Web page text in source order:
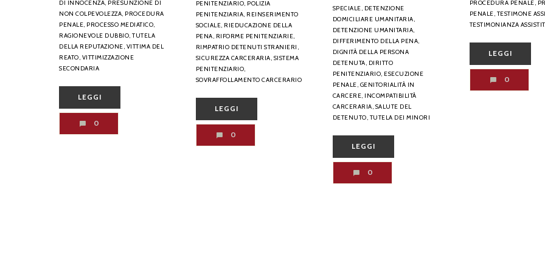
DI INNOCENZA, PRESUNZIONE DI
NON COLPEVOLEZZA, PROCEDURA
PENALE, PROCESSO MEDIATICO,
RAGIONEVOLE DUBBIO, TUTELA
DELLA REPUTAZIONE, VITTIMA DEL
REATO, VITTIMIZZAZIONE
SECONDARIA
LEGGI
0
PENITENZIARIO, POLIZIA
PENITENZIARIA, REINSERIMENTO
SOCIALE, RIEDUCAZIONE DELLA
PENA, RIFORME PENITENZIARIE,
RIMPATRIO DETENUTI STRANIERI,
SICUREZZA CARCERARIA, SISTEMA
PENITENZIARIO,
SOVRAFFOLLAMENTO CARCERARIO
LEGGI
0
SPECIALE, DETENZIONE
DOMICILIARE UMANITARIA,
DETENZIONE UMANITARIA,
DIFFERIMENTO DELLA PENA,
DIGNITÀ DELLA PERSONA
DETENUTA, DIRITTO
PENITENZIARIO, ESECUZIONE
PENALE, GENITORIALITÀ IN
CARCERE, INCOMPATIBILITÀ
CARCERARIA, SALUTE DEL
DETENUTO, TUTELA DEI MINORI
LEGGI
0
PROCEDURA PENALE,
PENALE, TESTIMONE
TESTIMONIANZA
LEGGI
0